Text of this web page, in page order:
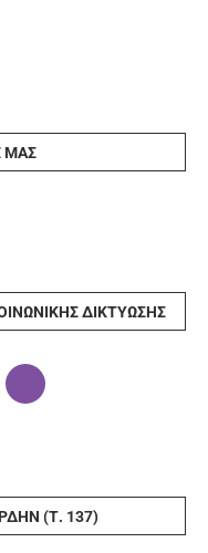
ΜΑΣ
ΔΙΚΤΎΩΣΗΣ
(Τ. 137)